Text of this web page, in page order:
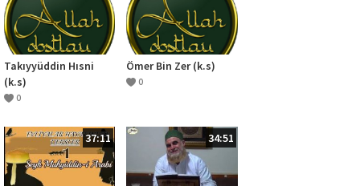
Takıyyüddin Hısni
(k.s)
0
Ömer Bin Zer (k.s)
0
37:11 34:51